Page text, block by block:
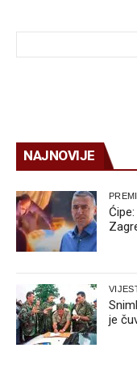
NAJNOVIJE
je